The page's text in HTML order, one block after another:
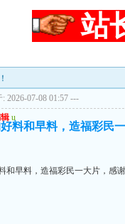
站
2026-07-08 01:57 ---
u
料和早料，造福彩民
和早料，造福彩民一大片，感